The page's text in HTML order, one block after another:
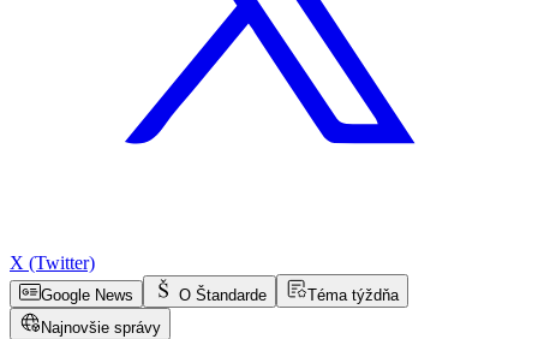
X (Twitter)
Google News O Štandarde
Téma týždňa
Najnovšie správy